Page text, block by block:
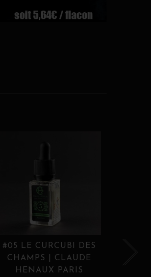
#05 LE CURCUBI DES
CHAMPS | CLAUDE
HENAUX PARIS